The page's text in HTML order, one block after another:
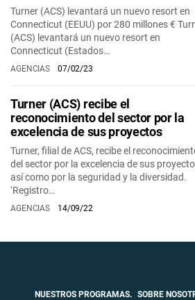
Turner (ACS) levantará un nuevo resort en
Connecticut (EEUU) por 280 millones €
(ACS) levantará un nuevo resort en
Connecticut (Estados…
AGENCIAS 07/02/23
Turner (ACS) recibe el
reconocimiento del sector por la
excelencia de sus proyectos
Turner, filial de ACS, recibe el
del sector por la excelencia de sus
así como por la seguridad y la diversidad.
‘Registro…
AGENCIAS 14/09/22
NUESTROS PROGRAMAS. SOBRE